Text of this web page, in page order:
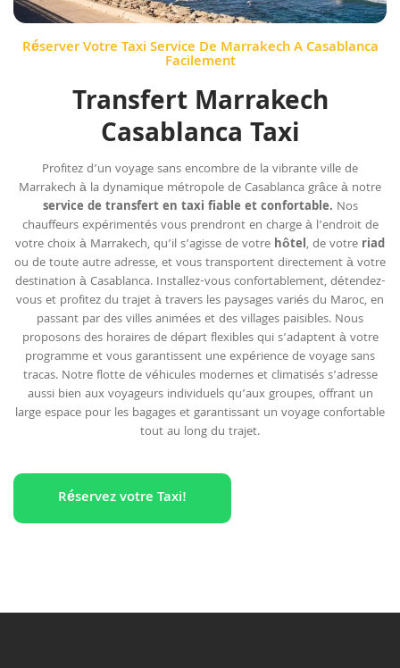
Réserver Votre Taxi Service De Marrakech A Casablanca
Facilement
Transfert Marrakech
Casablanca Taxi
Profitez d’un voyage sans encombre de la vibrante ville de
Marrakech à la dynamique métropole de Casablanca grâce à notre
service de transfert en taxi fiable et confortable. Nos
chauffeurs expérimentés vous prendront en charge à l’endroit de
votre choix à Marrakech, qu’il s’agisse de votre hôtel, de votre riad
ou de toute autre adresse, et vous transportent directement à votre
destination à Casablanca. Installez-vous confortablement, détendez-
vous et profitez du trajet à travers les paysages variés du Maroc, en
passant par des villes animées et des villages paisibles. Nous
proposons des horaires de départ flexibles qui s’adaptent à votre
programme et vous garantissent une expérience de voyage sans
tracas. Notre flotte de véhicules modernes et climatisés s’adresse
aussi bien aux voyageurs individuels qu’aux groupes, offrant un
large espace pour les bagages et garantissant un voyage confortable
tout au long du trajet.
Réservez votre Taxi!